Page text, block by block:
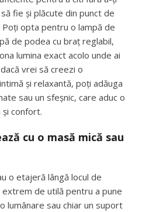
fie și plăcute din punct de
opta pentru o lampă de
de podea cu braț reglabil,
lumina exact acolo unde ai
vrei să creezi o
și relaxantă, poți adăuga
sau un sfeșnic, care aduc o
și confort.
cu o masă mică sau
o etajeră lângă locul de
de utilă pentru a pune
lumânare sau chiar un suport